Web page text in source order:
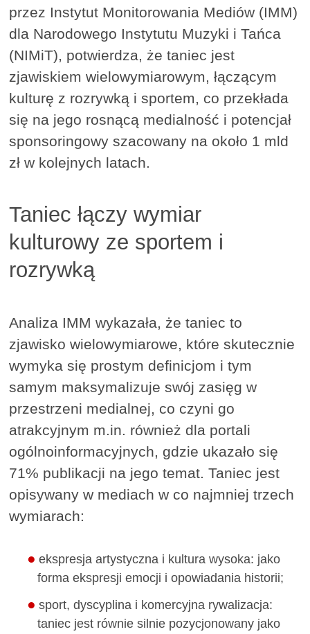
przez Instytut Monitorowania Mediów (IMM)
dla Narodowego Instytutu Muzyki i Tańca
(NIMiT), potwierdza, że taniec jest
zjawiskiem wielowymiarowym, łączącym
kulturę z rozrywką i sportem, co przekłada
się na jego rosnącą medialność i potencjał
sponsoringowy szacowany na około 1 mld
zł w kolejnych latach.
Taniec łączy wymiar
kulturowy ze sportem i
rozrywką
Analiza IMM wykazała, że taniec to
zjawisko wielowymiarowe, które skutecznie
wymyka się prostym definicjom i tym
samym maksymalizuje swój zasięg w
przestrzeni medialnej, co czyni go
atrakcyjnym m.in. również dla portali
ogólnoinformacyjnych, gdzie ukazało się
71% publikacji na jego temat. Taniec jest
opisywany w mediach w co najmniej trzech
wymiarach:
ekspresja artystyczna i kultura wysoka: jako
forma ekspresji emocji i opowiadania historii;
sport, dyscyplina i komercyjna rywalizacja:
taniec jest równie silnie pozycjonowany jako